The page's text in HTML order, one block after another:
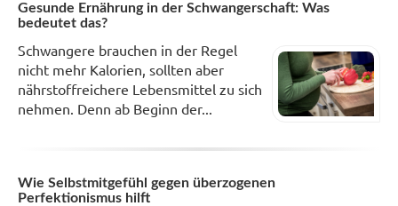
Gesunde Ernährung in der Schwangerschaft: Was
bedeutet das?
Schwangere brauchen in der Regel
nicht mehr Kalorien, sollten aber
nährstoffreichere Lebensmittel zu sich
nehmen. Denn ab Beginn der...
Wie Selbstmitgefühl gegen überzogenen
Perfektionismus hilft